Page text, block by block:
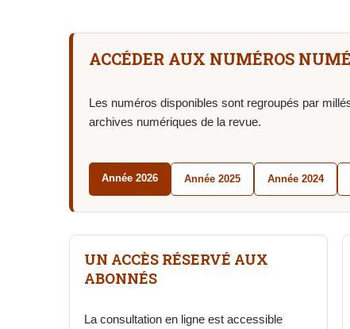
ACCÉDER AUX NUMÉROS
Les numéros disponibles sont regroupés par
archives numériques de la revue.
Année 2026 Année 2025 Année 2024
UN ACCÈS RÉSERVÉ AUX
ABONNÉS
La consultation en ligne est accessible